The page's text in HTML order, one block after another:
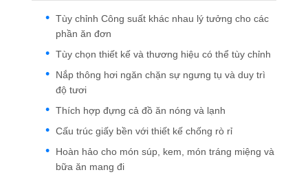
Tùy chỉnh Công suất khác nhau lý tưởng cho các
phần ăn đơn
Tùy chọn thiết kế và thương hiệu có thể tùy chỉnh
Nắp thông hơi ngăn chặn sự ngưng tụ và duy trì
độ tươi
Thích hợp đựng cả đồ ăn nóng và lạnh
Cấu trúc giấy bền với thiết kế chống rò rỉ
Hoàn hảo cho món súp, kem, món tráng miệng và
bữa ăn mang đi